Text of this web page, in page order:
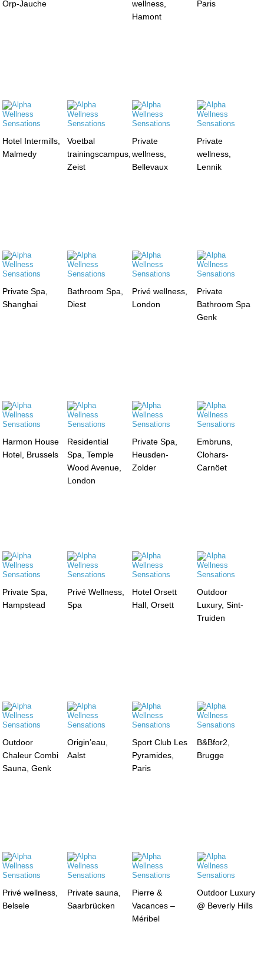
Orp-Jauche
wellness,
Hamont
Paris
Hotel Intermills,
Malmedy
Voetbal
trainingscampus,
Zeist
Private
wellness,
Bellevaux
Private
wellness,
Lennik
Private Spa,
Shanghai
Bathroom Spa,
Diest
Privé wellness,
London
Private
Bathroom Spa
Genk
Harmon House
Hotel, Brussels
Residential
Spa, Temple
Wood Avenue,
London
Private Spa,
Heusden-
Zolder
Embruns,
Clohars-
Carnöet
Private Spa,
Hampstead
Privé Wellness,
Spa
Hotel Orsett
Hall, Orsett
Outdoor
Luxury, Sint-
Truiden
Outdoor
Chaleur Combi
Sauna, Genk
Origin’eau,
Aalst
Sport Club Les
Pyramides,
Paris
B&Bfor2,
Brugge
Privé wellness,
Belsele
Private sauna,
Saarbrücken
Pierre &
Vacances –
Méribel
Outdoor Luxury
@ Beverly Hills